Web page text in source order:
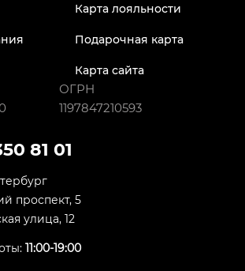
Карта лояльности
Подарочная карта
Карта сайта
ОГРН
1197847210593
81 01
проспект, 5
улица, 12
11:00-19:00